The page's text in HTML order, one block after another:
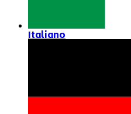
Italiano